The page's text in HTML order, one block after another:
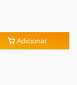
Adicionar